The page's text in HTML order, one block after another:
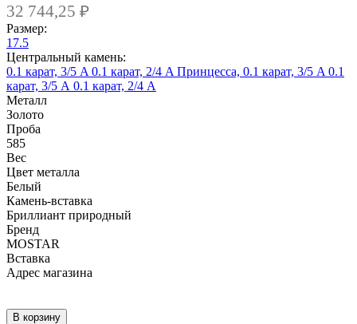
32 744,25 ₽
Размер:
17.5
Центральный камень:
0.1 карат, 3/5 A 0.1 карат, 2/4 A Принцесса, 0.1 карат, 3/5 A 0.1
карат, 3/5 А 0.1 карат, 2/4 А
Металл
Золото
Проба
585
Вес
Цвет металла
Белый
Камень-вставка
Бриллиант природный
Бренд
MOSTAR
Вcтавка
Адрес магазина
В корзину